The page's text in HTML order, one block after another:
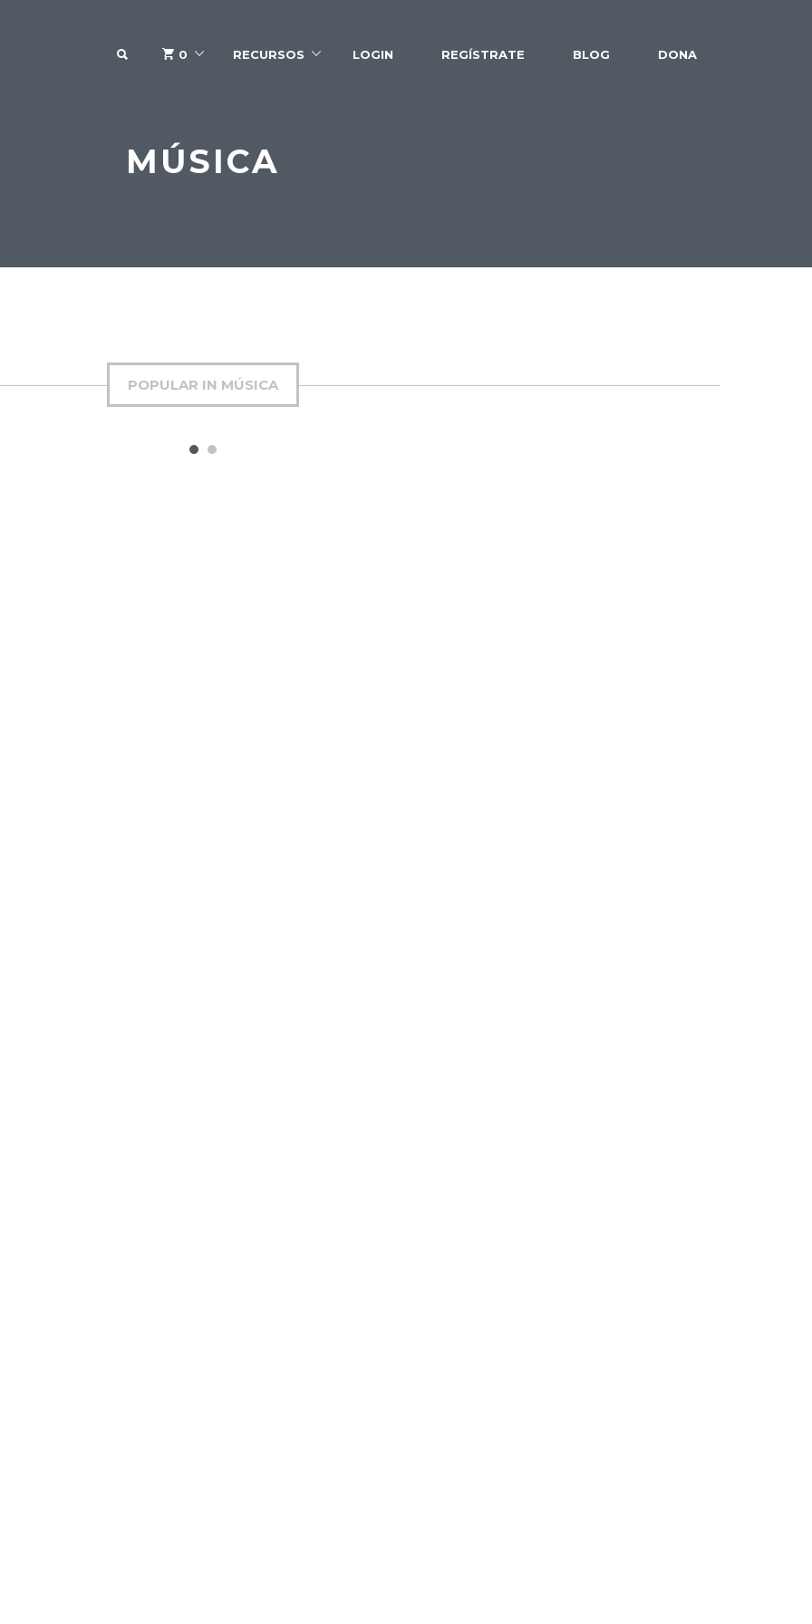
SEARCH0 RECURSOS LOGIN REGÍSTRATE BLOG DONA
MÚSICA
POPULAR IN MÚSICA